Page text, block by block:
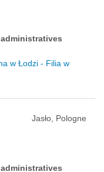
w Łodzi - Filia w
Jasło, Pologne